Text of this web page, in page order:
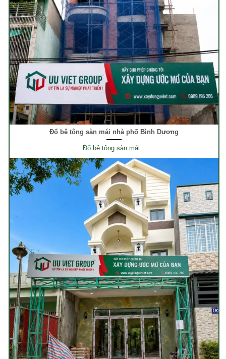
Đổ bê tông sàn mái nhà phố Bình Dương
Đổ bê tông sàn mái ..